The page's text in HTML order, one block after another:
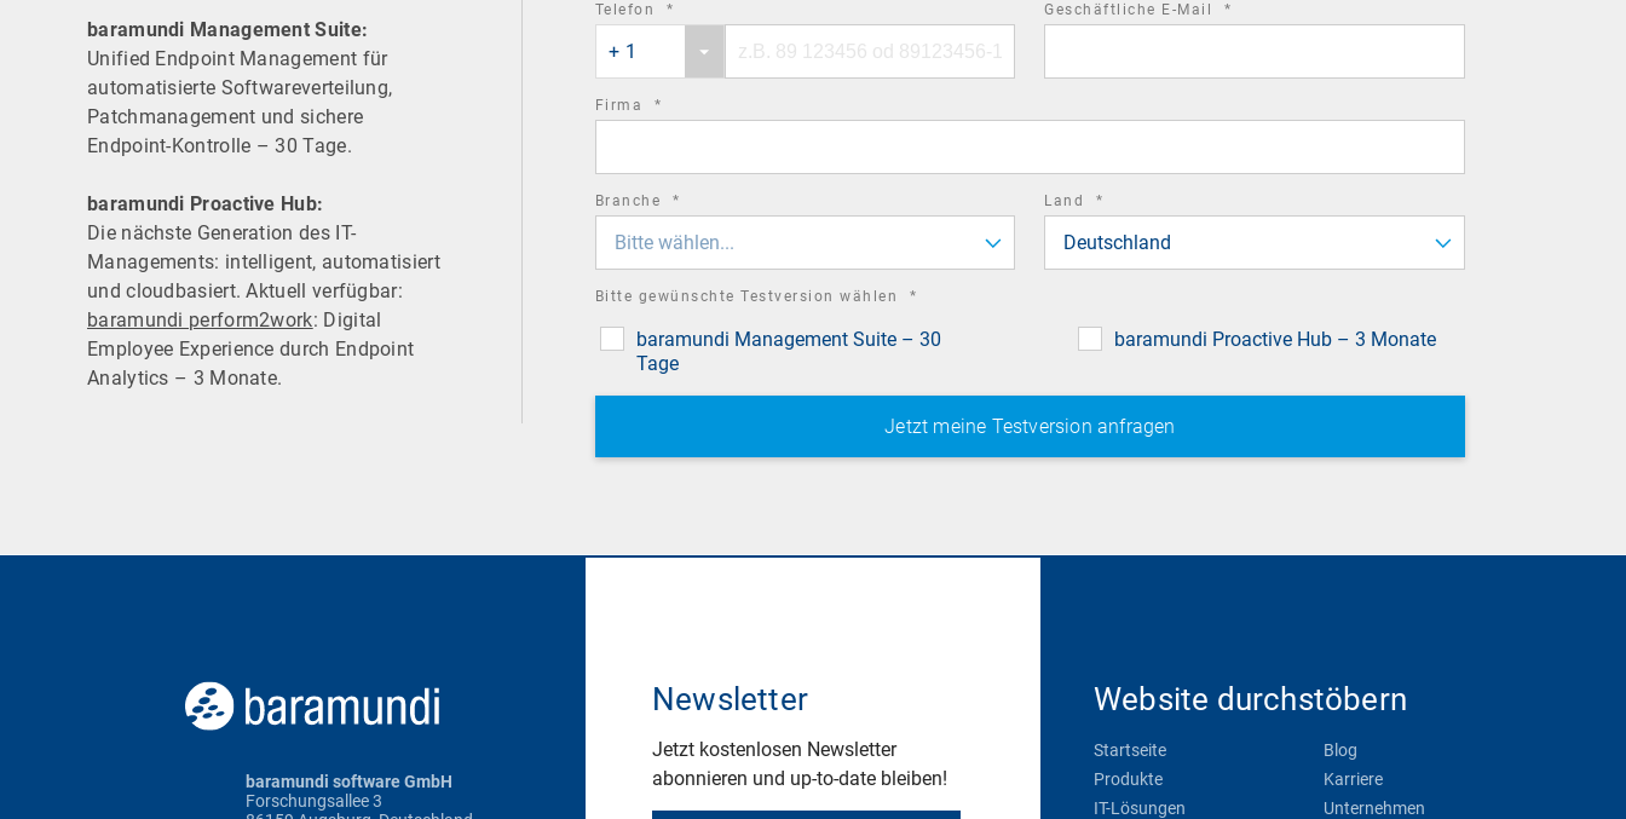
baramundi Management Suite:
Unified Endpoint Management für
automatisierte Software­verteilung,
Patchmanagement und sichere
Endpoint-Kontrolle – 30 Tage.
baramundi Proactive Hub:
Die nächste Generation des IT-
Managements: intelligent, automatisiert
und cloudbasiert. Aktuell verfügbar:
baramundi perform2work: Digital
Employee Experience durch Endpoint
Analytics – 3 Monate.
Telefon *
country
code
+ 1
number
Geschäftliche E-Mail *
Firma *
Branche *
Bitte wählen...
Land *
Deutschland
Bitte gewünschte Testversion wählen *
baramundi Management Suite – 30
Tage
baramundi Proactive Hub – 3 Monate
baramundi software GmbH
Forschungsallee 3
Newsletter
Jetzt kostenlosen Newsletter
abonnieren und up-to-date bleiben!
Website durchstöbern
Startseite
Produkte
IT-Lösungen
Blog
Karriere
Unternehmen